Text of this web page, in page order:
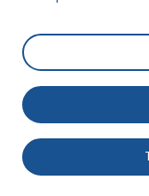
Le secteur social
politiques de